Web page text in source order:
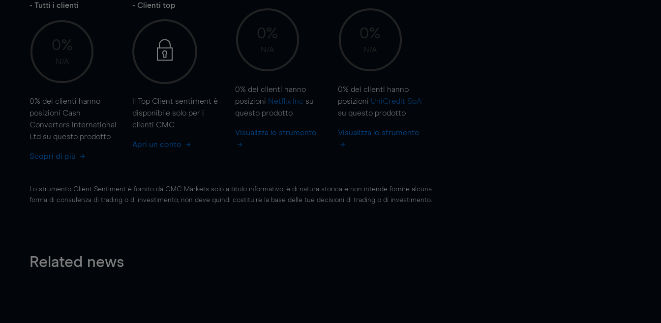
- Tutti i clienti
0%
N/A
0% dei clienti hanno
posizioni Cash
Converters International
Ltd su questo prodotto
Scopri di più
- Clienti top
Il Top Client sentiment è
disponibile solo per i
clienti CMC
Apri un conto
0%
N/A
0% dei clienti hanno
posizioni Netflix Inc su
questo prodotto
Visualizza lo strumento
0%
N/A
0% dei clienti hanno
posizioni UniCredit SpA
su questo prodotto
Visualizza lo strumento
Lo strumento Client Sentiment è fornito da CMC Markets solo a titolo informativo, è di natura storica e non intende fornire alcuna
forma di consulenza di trading o di investimento; non deve quindi costituire la base delle tue decisioni di trading o di investimento.
Related news